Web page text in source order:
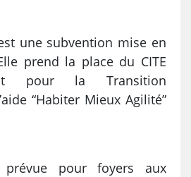
une subvention mise en
prend la place du CITE
pour la Transition
“Habiter Mieux Agilité”
pour foyers aux